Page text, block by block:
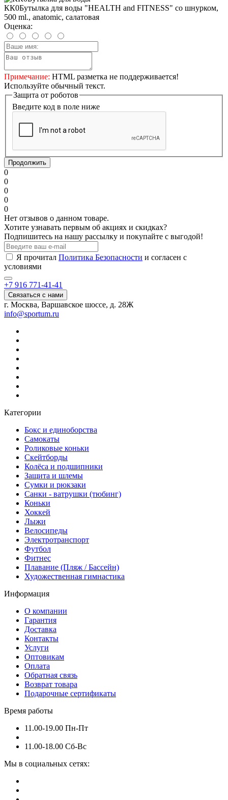
КК0Бутылка для воды "HEALTH and FITNESS" со шнурком,
500 ml., anatomic, салатовая
Оценка:
Примечание: HTML разметка не поддерживается!
Используйте обычный текст.
Защита от роботов
Введите код в поле ниже
Продолжить
0
0
0
0
0
Нет отзывов о данном товаре.
Хотите узнавать первым об акциях и скидках?
Подпишитесь на нашу рассылку и покупайте с выгодой!
Я прочитал Политика Безопасности и согласен с
условиями
+7 916 771-41-41
Связаться с нами
г. Москва, Варшавское шоссе, д. 28Ж
info@sportum.ru
Категории
Бокс и единоборства
Самокаты
Роликовые коньки
Скейтборды
Колёса и подшипники
Защита и шлемы
Сумки и рюкзаки
Санки - ватрушки (тюбинг)
Коньки
Хоккей
Лыжи
Велосипеды
Электротранспорт
Футбол
Фитнес
Плавание (Пляж / Бассейн)
Художественная гимнастика
Информация
О компании
Гарантия
Доставка
Контакты
Услуги
Оптовикам
Оплата
Обратная связь
Возврат товара
Подарочные сертификаты
Время работы
11.00-19.00 Пн-Пт
11.00-18.00 Сб-Вс
Мы в социальных сетях: